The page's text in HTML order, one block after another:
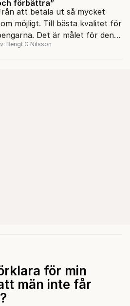
förbättra”
att betala ut så mycket
möjligt. Till bästa kvalitet för
Det är målet för den
biståndspolitiken, enligt
Bengt G Nilsson
för min
män inte får